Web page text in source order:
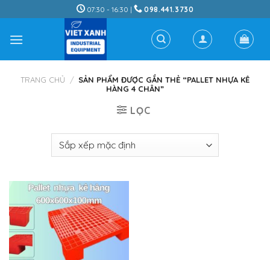
to
content
07:30 - 16:30 | 098.441.3730
TRANG CHỦ / SẢN PHẨM ĐƯỢC GẮN THẺ “PALLET NHỰA KÊ
HÀNG 4 CHÂN”
LỌC